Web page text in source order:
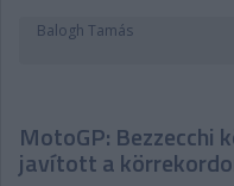
Balogh Tamás
MotoGP: Bezzecchi
javított a